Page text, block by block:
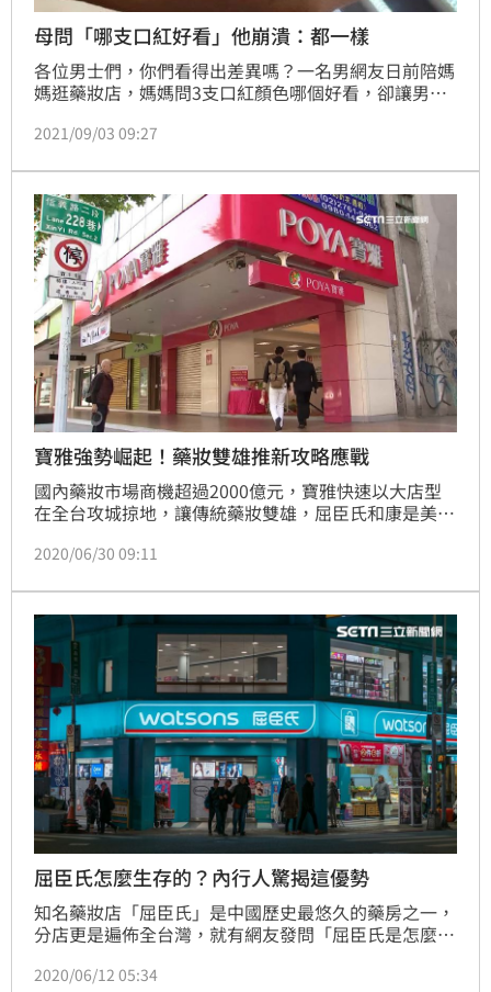
母問「哪支口紅好看」他崩潰：都一樣
各位男士們，你們看得出差異嗎？一名男網友日前陪媽
媽逛藥妝店，媽媽問3支口紅顏色哪個好看，卻讓男網
回答出差異，並推薦哪支顏色的口紅比較適合。
2021/09/03 09:27
寶雅強勢崛起！藥妝雙雄推新攻略應戰
國內藥妝市場商機超過2000億元，寶雅快速以大店型
在全台攻城掠地，讓傳統藥妝雙雄，屈臣氏和康是美面
入電商版圖。
2020/06/30 09:11
屈臣氏怎麼生存的？內行人驚揭這優勢
知名藥妝店「屈臣氏」是中國歷史最悠久的藥房之一，
分店更是遍佈全台灣，就有網友發問「屈臣氏是怎麼生
「有些時候的特價很迷人！」
2020/06/12 05:34